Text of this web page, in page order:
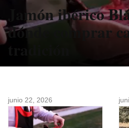
Jamón ibérico
dónde comprar
junio 22, 2026